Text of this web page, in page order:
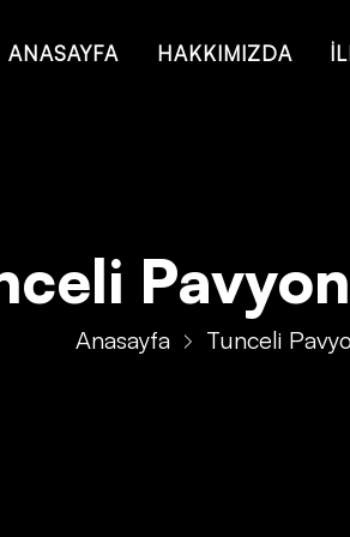
ANASAYFA HAKKIMIZDA
Anasayfa Tunceli